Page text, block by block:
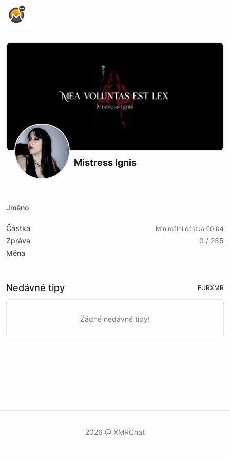
Mistress Ignis
Jméno
Částka Minimální částka €0.04
Zpráva
0 / 255
Měna
Nedávné tipy EURXMR
Žádné nedávné tipy!
2026 @ XMRChat